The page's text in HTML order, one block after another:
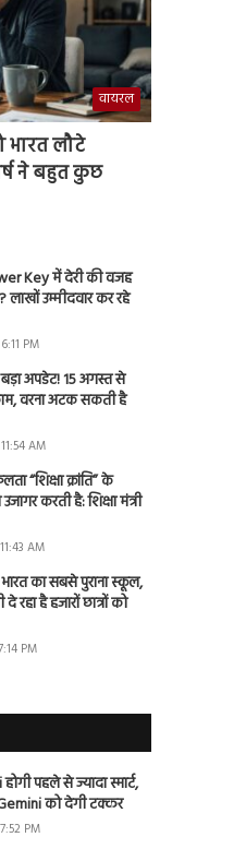
वायरल
भारत लौटे
ने बहुत कुछ
Key में देरी की वजह
लाखों उम्मीदवार कर रहे
PM
बड़ा अपडेट! 15 अगस्त से
वरना अटक सकती है
AM
“शिक्षा क्रांति” के
करती है: शिक्षा मंत्री
AM
का सबसे पुराना स्कूल,
रहा है हजारों छात्रों को
PM
पहले से ज्यादा स्मार्ट,
को देगी टक्कर
PM